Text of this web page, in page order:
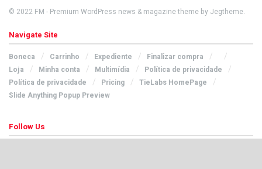
© 2022 FM - Premium WordPress news & magazine theme by Jegtheme.
Navigate Site
Boneca Carrinho Expediente
Finalizar compra
Loja
Minha conta Multimídia
Política de privacidade
Política de privacidade
Pricing
TieLabs HomePage
Slide Anything Popup Preview
Follow Us